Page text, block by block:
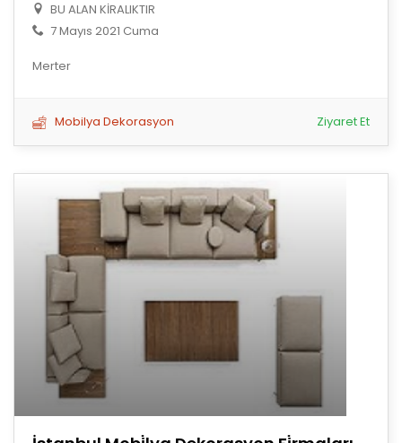
BU ALAN KİRALIKTIR
7 Mayıs 2021 Cuma
Merter
Mobilya Dekorasyon Ziyaret Et